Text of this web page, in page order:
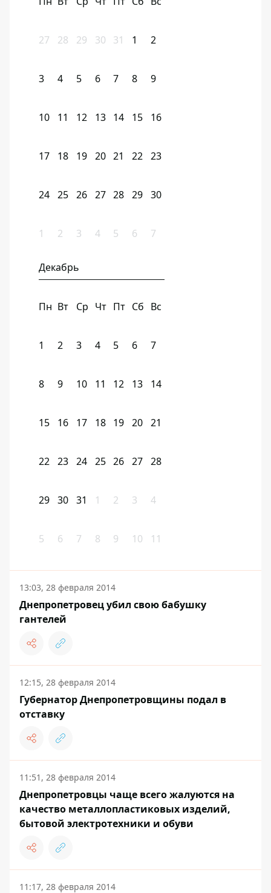
27 28 29 30 31 1 2
3 4 5 6 7 8 9
10 11 12 13 14 15 16
17 18 19 20 21 22 23
24 25 26 27 28 29 30
1 2 3 4 5 6 7
Декабрь
Пн Вт Ср Чт Пт Сб Вс
1 2 3 4 5 6 7
8 9 10 11 12 13 14
15 16 17 18 19 20 21
22 23 24 25 26 27 28
29 30 31 1 2 3 4
5 6 7 8 9 10 11
13:03, 28 февраля 2014
Днепропетровец убил свою бабушку
гантелей
12:15, 28 февраля 2014
Губернатор Днепропетровщины подал в
отставку
11:51, 28 февраля 2014
Днепропетровцы чаще всего жалуются на
качество металлопластиковых изделий,
бытовой электротехники и обуви
11:17, 28 февраля 2014